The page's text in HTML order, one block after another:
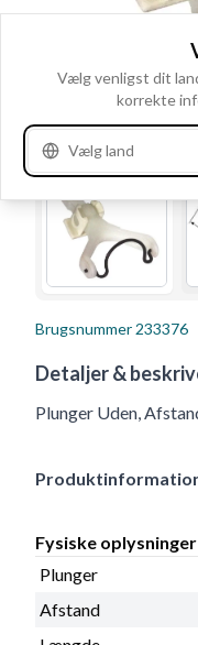
Brugsnummer 233376
Detaljer &
Plunger Uden,
Fysiske oplysninger
Plunger
Afstand
Vælg venligst dit
korrekte
Vælg land